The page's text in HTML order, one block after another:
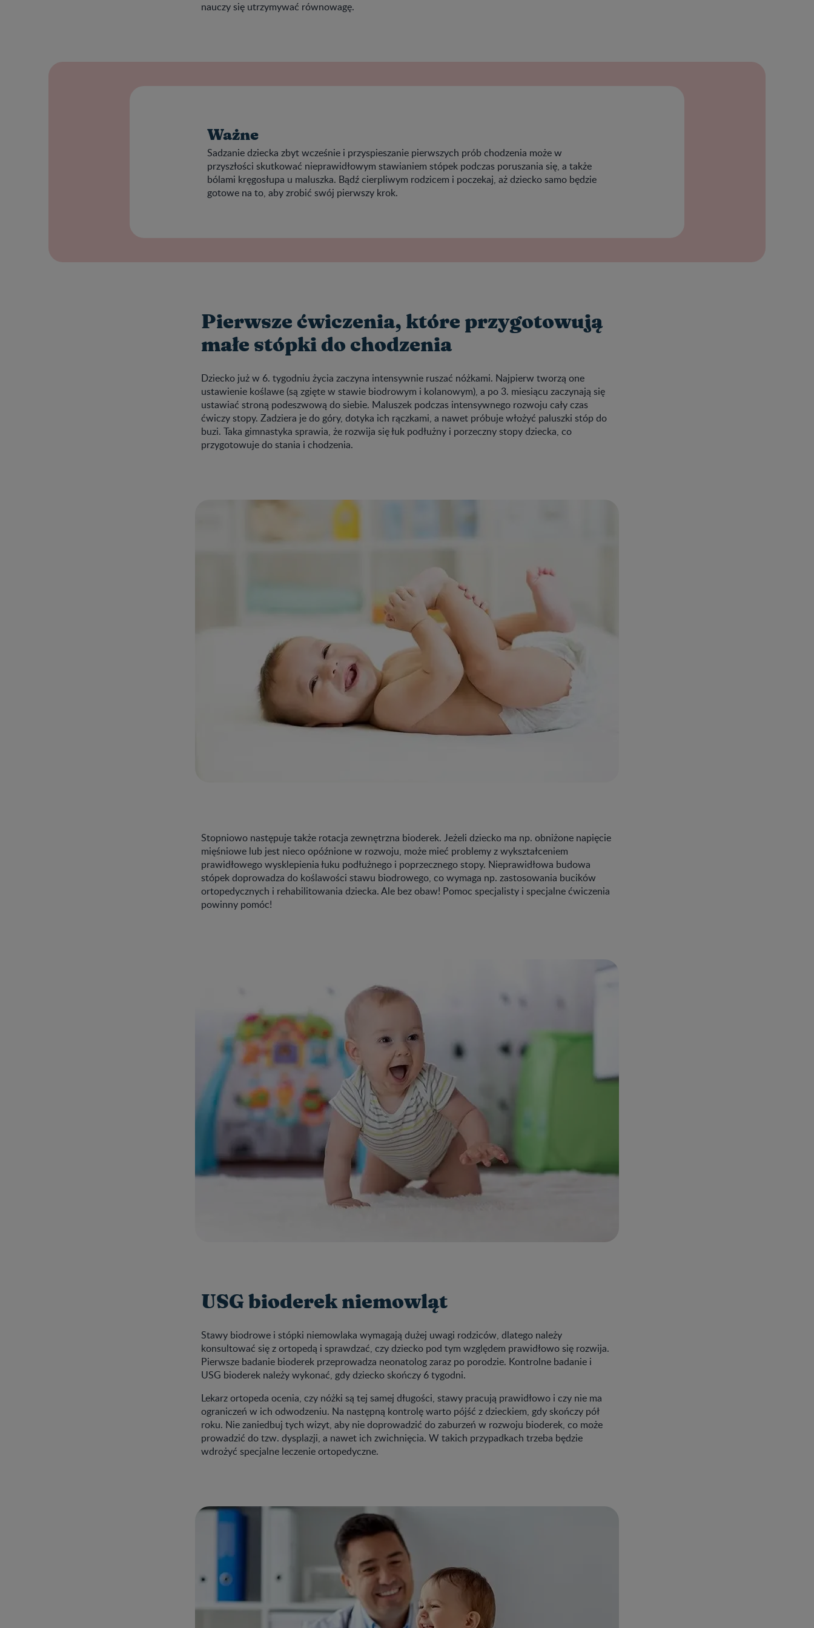
nauczy się utrzymywać równowagę.
Ważne
Sadzanie dziecka zbyt wcześnie i przyspieszanie pierwszych prób chodzenia może w
przyszłości skutkować nieprawidłowym stawianiem stópek podczas poruszania się, a także
bólami kręgosłupa u maluszka. Bądź cierpliwym rodzicem i poczekaj, aż dziecko samo będzie
gotowe na to, aby zrobić swój pierwszy krok.
Pierwsze ćwiczenia, które przygotowują
małe stópki do chodzenia
Dziecko już w 6. tygodniu życia zaczyna intensywnie ruszać nóżkami. Najpierw tworzą one
ustawienie koślawe (są zgięte w stawie biodrowym i kolanowym), a po 3. miesiącu zaczynają się
ustawiać stroną podeszwową do siebie. Maluszek podczas intensywnego rozwoju cały czas
ćwiczy stopy. Zadziera je do góry, dotyka ich rączkami, a nawet próbuje włożyć paluszki stóp do
buzi. Taka gimnastyka sprawia, że rozwija się łuk podłużny i porzeczny stopy dziecka, co
przygotowuje do stania i chodzenia.
Stopniowo następuje także rotacja zewnętrzna bioderek. Jeżeli dziecko ma np. obniżone napięcie
mięśniowe lub jest nieco opóźnione w rozwoju, może mieć problemy z wykształceniem
prawidłowego wysklepienia łuku podłużnego i poprzecznego stopy. Nieprawidłowa budowa
stópek doprowadza do koślawości stawu biodrowego, co wymaga np. zastosowania bucików
ortopedycznych i rehabilitowania dziecka. Ale bez obaw! Pomoc specjalisty i specjalne ćwiczenia
powinny pomóc!
USG bioderek niemowląt
Stawy biodrowe i stópki niemowlaka wymagają dużej uwagi rodziców, dlatego należy
konsultować się z ortopedą i sprawdzać, czy dziecko pod tym względem prawidłowo się rozwija.
Pierwsze badanie bioderek przeprowadza neonatolog zaraz po porodzie. Kontrolne badanie i
USG bioderek należy wykonać, gdy dziecko skończy 6 tygodni.
Lekarz ortopeda ocenia, czy nóżki są tej samej długości, stawy pracują prawidłowo i czy nie ma
ograniczeń w ich odwodzeniu. Na następną kontrolę warto pójść z dzieckiem, gdy skończy pół
roku. Nie zaniedbuj tych wizyt, aby nie doprowadzić do zaburzeń w rozwoju bioderek, co może
prowadzić do tzw. dysplazji, a nawet ich zwichnięcia. W takich przypadkach trzeba będzie
wdrożyć specjalne leczenie ortopedyczne.